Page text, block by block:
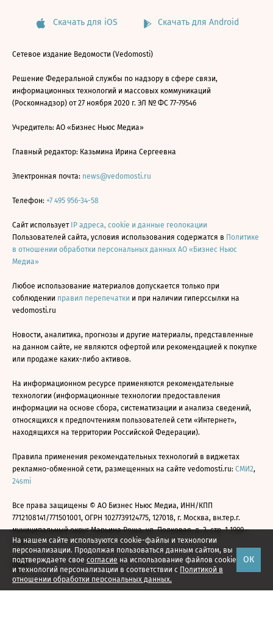
На нашем сайте используются cookie-файлы и технологии
персонализации. Продолжая пользоваться данным сайтом, вы
подтверждаете свое согласие на использование файлов cookie
и технологий персонализации в соответствии с Политикой в
отношении обработки персональных данных.
ОК
Скачать для iOS Скачать для Android
Сетевое издание Ведомости (Vedomosti)
Решение Федеральной службы по надзору в сфере связи,
информационных технологий и массовых коммуникаций
(Роскомнадзор) от 27 ноября 2020 г. ЭЛ № ФС 77-79546
Учредитель: АО «Бизнес Ньюс Медиа»
Главный редактор: Казьмина Ирина Сергеевна
Электронная почта: news@vedomosti.ru
Телефон: +7 495 956-34-58
Сайт использует IP адреса, cookie и данные геолокации
Пользователей сайта, условия использования содержатся в Политике
в отношении обработки персональных данных АО «Бизнес Ньюс
Медиа»
Любое использование материалов допускается только при
соблюдении правил перепечатки и при наличии гиперссылки на
vedomosti.ru
Новости, аналитика, прогнозы и другие материалы, представленные
на данном сайте, не являются офертой или рекомендацией к покупке
или продаже каких-либо активов.
На информационном ресурсе применяются рекомендательные
технологии (информационные технологии предоставления
информации на основе сбора, систематизации и анализа сведений,
относящихся к предпочтениям пользователей сети «Интернет»,
находящихся на территории Российской Федерации).
Правила применения рекомендательных технологий в виджетах
рекламно-обменной сети, размещенных на сайте vedomosti.ru: СМИ2,
24smi
Все права защищены © АО Бизнес Ньюс Медиа, ИНН/КПП
7712108141/771501001, ОГРН 1027739124775, 127018, г. Москва, вн.тер.г.
муниципальный округ Марьина Роща, ул. Полковая, д. 3, стр. 1 1999—
2026